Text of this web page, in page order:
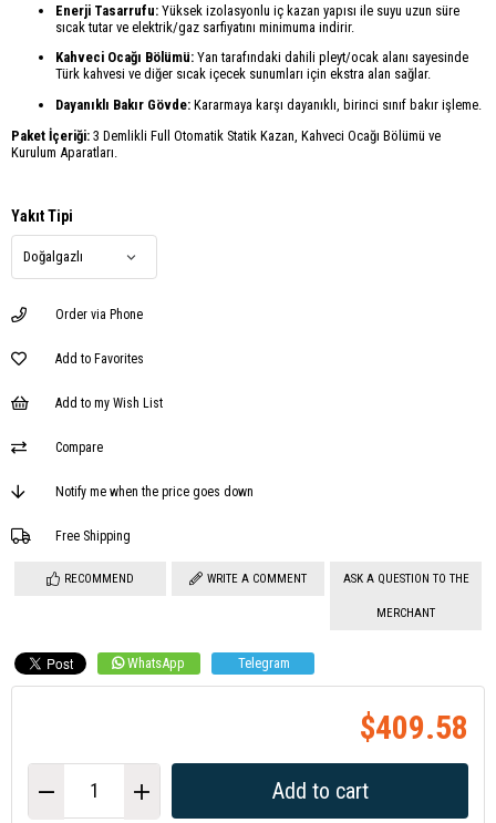
Enerji Tasarrufu: Yüksek izolasyonlu iç kazan yapısı ile suyu uzun süre
sıcak tutar ve elektrik/gaz sarfiyatını minimuma indirir.
Kahveci Ocağı Bölümü: Yan tarafındaki dahili pleyt/ocak alanı sayesinde
Türk kahvesi ve diğer sıcak içecek sunumları için ekstra alan sağlar.
Dayanıklı Bakır Gövde: Kararmaya karşı dayanıklı, birinci sınıf bakır işleme.
Paket İçeriği: 3 Demlikli Full Otomatik Statik Kazan, Kahveci Ocağı Bölümü ve
Kurulum Aparatları.
Yakıt Tipi
Order via Phone
Add to Favorites
Add to my Wish List
Compare
Notify me when the price goes down
Free Shipping
RECOMMEND WRITE A COMMENT ASK A QUESTION TO THE
MERCHANT
WhatsApp Telegram
$409.58